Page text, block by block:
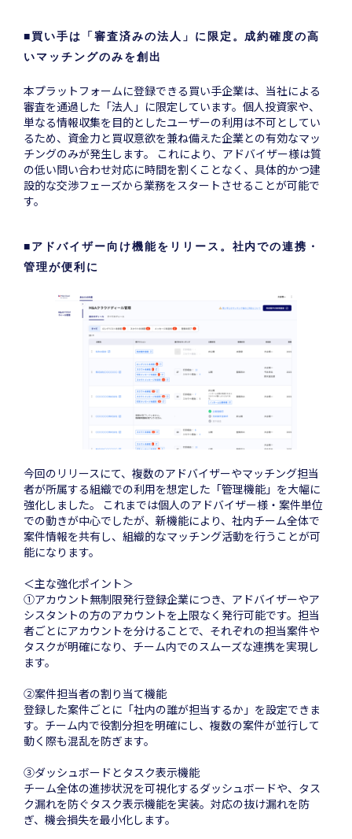
■買い手は「審査済みの法人」に限定。成約確度の高
いマッチングのみを創出
本プラットフォームに登録できる買い手企業は、当社による
審査を通過した「法人」に限定しています。個人投資家や、
単なる情報収集を目的としたユーザーの利用は不可としてい
るため、資金力と買収意欲を兼ね備えた企業との有効なマッ
チングのみが発生します。 これにより、アドバイザー様は質
の低い問い合わせ対応に時間を割くことなく、具体的かつ建
設的な交渉フェーズから業務をスタートさせることが可能で
す。
■アドバイザー向け機能をリリース。社内での連携・
管理が便利に
今回のリリースにて、複数のアドバイザーやマッチング担当
者が所属する組織での利用を想定した「管理機能」を大幅に
強化しました。 これまでは個人のアドバイザー様・案件単位
での動きが中心でしたが、新機能により、社内チーム全体で
案件情報を共有し、組織的なマッチング活動を行うことが可
能になります。
＜主な強化ポイント＞
①アカウント無制限発行登録企業につき、アドバイザーやア
シスタントの方のアカウントを上限なく発行可能です。担当
者ごとにアカウントを分けることで、それぞれの担当案件や
タスクが明確になり、チーム内でのスムーズな連携を実現し
ます。
②案件担当者の割り当て機能
登録した案件ごとに「社内の誰が担当するか」を設定できま
す。チーム内で役割分担を明確にし、複数の案件が並行して
動く際も混乱を防ぎます。
③ダッシュボードとタスク表示機能
チーム全体の進捗状況を可視化するダッシュボードや、タス
ク漏れを防ぐタスク表示機能を実装。対応の抜け漏れを防
ぎ、機会損失を最小化します。